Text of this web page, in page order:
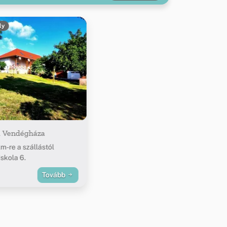
re a szállástól
6.
Tovább